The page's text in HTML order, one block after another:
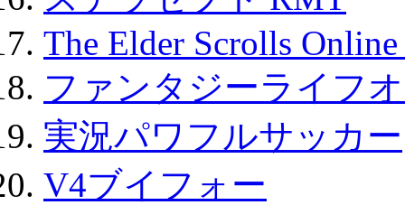
The Elder Scrolls
ファンタジーライフ
実況パワフルサッカー
V4ブイフォー